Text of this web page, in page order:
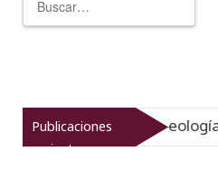
Publicaciones
recientes
Museo de Arqueología